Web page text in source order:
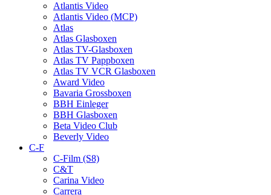
Atlantis Video
Atlantis Video (MCP)
Atlas
Atlas Glasboxen
Atlas TV-Glasboxen
Atlas TV Pappboxen
Atlas TV VCR Glasboxen
Award Video
Bavaria Grossboxen
BBH Einleger
BBH Glasboxen
Beta Video Club
Beverly Video
C-F
C-Film (S8)
C&T
Carina Video
Carrera